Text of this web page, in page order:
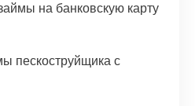
на банковскую карту
пескоструйщика с